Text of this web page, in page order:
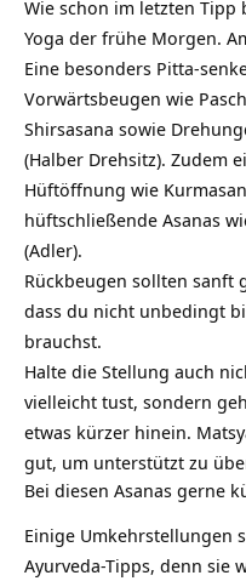
Wie schon im letzten
Yoga der frühe Morgen.
Eine besonders Pitta-
Vorwärtsbeugen wie
Shirsasana sowie
(Halber Drehsitz). Zudem
Hüftöffnung wie
hüftschließende Asanas
(Adler).
Rückbeugen sollten sanft
dass du nicht unbedingt
brauchst.
Halte die Stellung auch
vielleicht tust, sondern
etwas kürzer hinein.
gut, um unterstützt zu
Bei diesen Asanas gerne
Einige Umkehrstellungen
Ayurveda-Tipps, denn sie